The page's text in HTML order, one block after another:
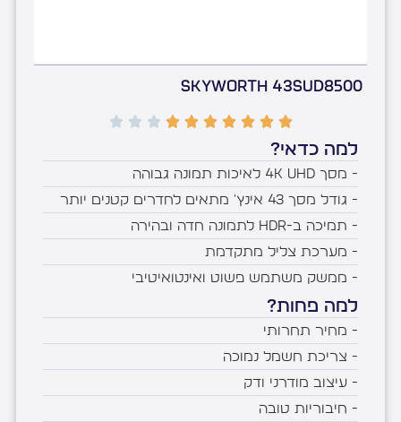
Skyworth 43SUD8500
למה כדאי?
- מסך 4K UHD לאיכות תמונה גבוהה
- גודל מסך 43 אינץ' מתאים לחדרים קטנים יותר
- תמיכה ב-HDR לתמונה חדה ובהירה
- מערכת צליל מתקדמת
- ממשק משתמש פשוט ואינטואיטיבי
למה פחות?
- מחיר תחרותי
- צריכת חשמל נמוכה
- עיצוב מודרני ודק
- חיבוריות טובה